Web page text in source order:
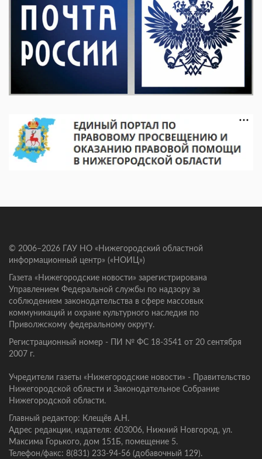
© 2006–2026 ГАУ НО «Нижегородский областной
информационный центр» («НОИЦ»)
Газета «Нижегородские новости» зарегистрирована
Управлением Федеральной службы по надзору за
соблюдением законодательства в сфере массовых
коммуникаций и охране культурного наследия по
Приволжскому федеральному округу.
Регистрационный номер - ПИ № ФС 18-3541 от 20 сентября
2007 г.
Учредители газеты «Нижегородские новости» - Правительство
Нижегородской области и Законодательное Собрание
Нижегородской области.
Главный редактор: Клещёв А.Н.
Адрес редакции, издателя: 603006, Нижний Новгород, ул.
Максима Горького, дом 151Б, помещение 5.
Телефон/факс: 8(831) 233-94-56 (добавочный 129).